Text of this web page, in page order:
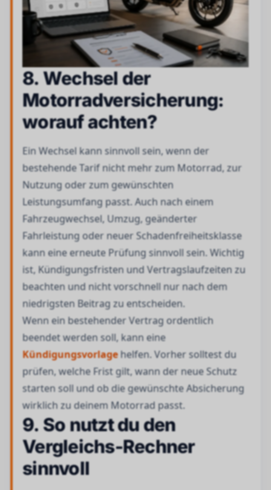
8. Wechsel der
Motorradversicherung:
worauf achten?
Ein Wechsel kann sinnvoll sein, wenn der
bestehende Tarif nicht mehr zum Motorrad, zur
Nutzung oder zum gewünschten
Leistungsumfang passt. Auch nach einem
Fahrzeugwechsel, Umzug, geänderter
Fahrleistung oder neuer Schadenfreiheitsklasse
kann eine erneute Prüfung sinnvoll sein. Wichtig
ist, Kündigungsfristen und Vertragslaufzeiten zu
beachten und nicht vorschnell nur nach dem
niedrigsten Beitrag zu entscheiden.
Wenn ein bestehender Vertrag ordentlich
beendet werden soll, kann eine
Kündigungsvorlagehelfen. Vorher solltest du
prüfen, welche Frist gilt, wann der neue Schutz
starten soll und ob die gewünschte Absicherung
wirklich zu deinem Motorrad passt.
9. So nutzt du den
Vergleichs-Rechner
sinnvoll